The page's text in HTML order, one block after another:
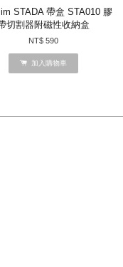
STADA 帶盒 STA010 膠
切割器附磁性收納盒
NT$ 590
加入購物車